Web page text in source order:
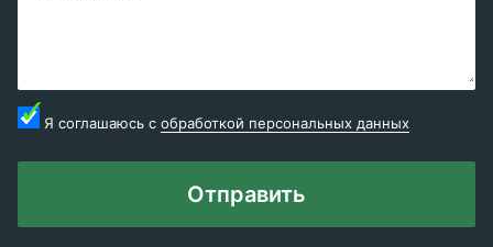
Я соглашаюсь с обработкой персональных данных
Отправить